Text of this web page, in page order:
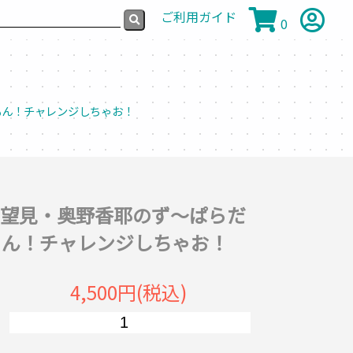
ご利用ガイド 0
！チャレンジしちゃお！
見・奥野香耶のず～ぱらだ
！チャレンジしちゃお！
4,500円(税込)